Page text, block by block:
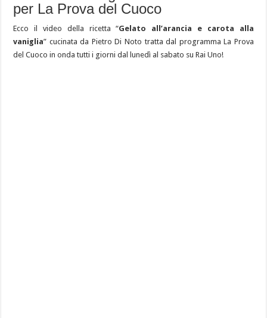
per La Prova del Cuoco
Ecco il video della ricetta “Gelato all’arancia e carota alla
vaniglia” cucinata da Pietro Di Noto tratta dal programma La Prova
del Cuoco in onda tutti i giorni dal lunedì al sabato su Rai Uno!